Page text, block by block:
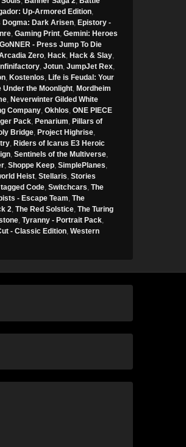
Up-Armored Edition,
Dogma: Dark Arisen, Epistory -
, Gaming Print, Gemini: Heroes
GoNNER - Press Jump To Die
Zero, Hack, Hack & Slay,
, Jotun, JumpJet Rex,
, Kostenlos, Life is Feudal: Your
the Moonlight, Mordheim
, Neverwinter Gilded White
Company, Okhlos, ONE PIECE
Pack, Penarium, Pillars of
Bridge, Project Highrise,
, Riders of Icarus E3 Heroic
, Sentinels of the Multiverse,
, Shoppe Keep, SimplePlanes,
Heist, Stellaris, Stories
Code, Switchcars, The
- Escape Team, The
2, The Red Solstice, The Turing
, Tyranny - Portrait Pack,
- Classic Edition, Western